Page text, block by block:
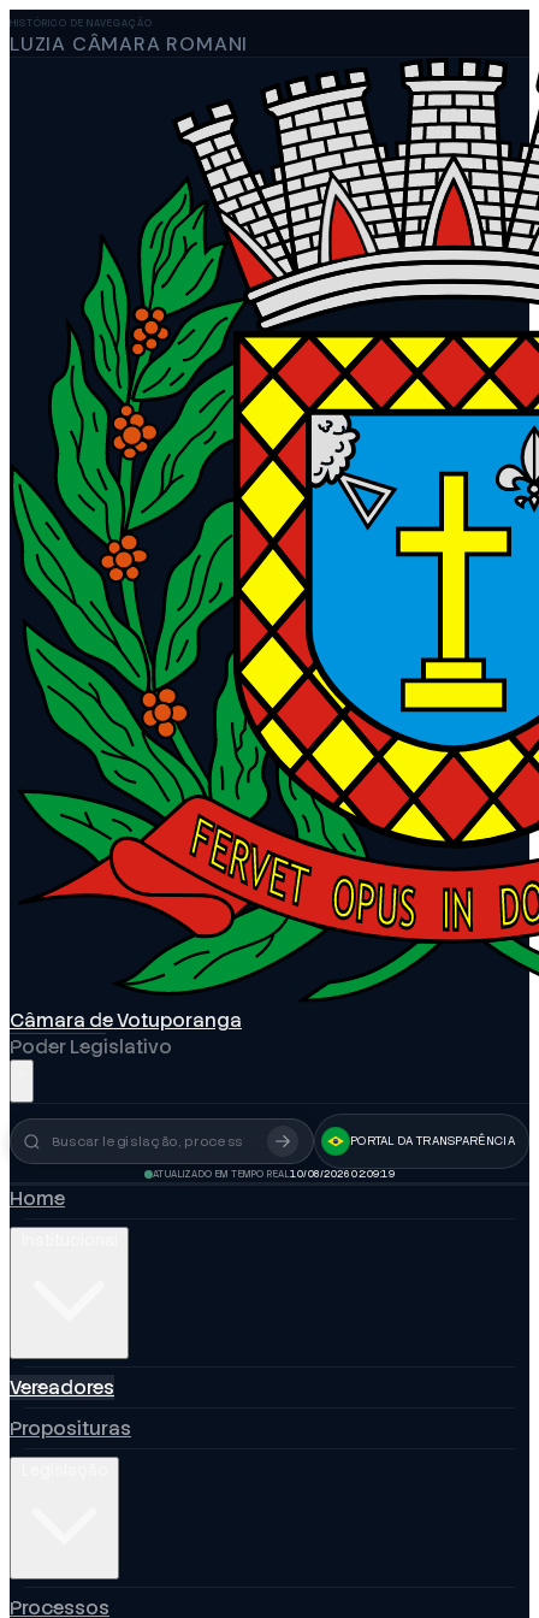
HISTÓRICO DE NAVEGAÇÃO
LUZIA CÂMARA ROMANI
Câmara de Votuporanga
Poder Legislativo
Busca no portal PORTAL DA TRANSPARÊNCIA
ATUALIZADO EM TEMPO REAL10/08/2026 02:09:20
Home
Vereadores
Proposituras
Processos